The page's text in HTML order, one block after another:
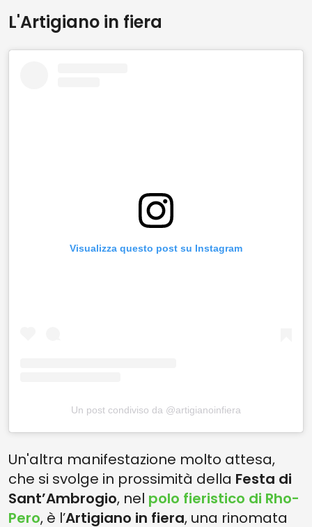
L'Artigiano in fiera
Visualizza questo post su Instagram
Un post condiviso da @artigianoinfiera
Un'altra manifestazione molto attesa,
che si svolge in prossimità della Festa di
Sant’Ambrogio, nel polo fieristico di Rho-
Pero, è l’Artigiano in fiera, una rinomata